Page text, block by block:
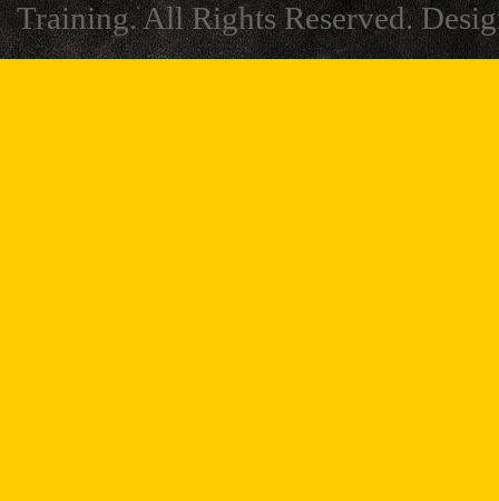
Training. All Rights Reserved.